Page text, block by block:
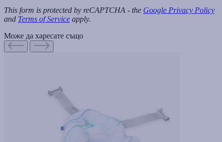
This form is protected by reCAPTCHA - the Google Privacy Policy
and Terms of Service apply.
Може да харесате също